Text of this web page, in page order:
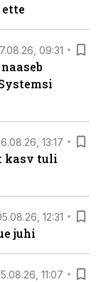
09:31
13:17
kasv tuli
12:31
juhi
11:07